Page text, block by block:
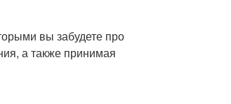
вы забудете про
а также принимая